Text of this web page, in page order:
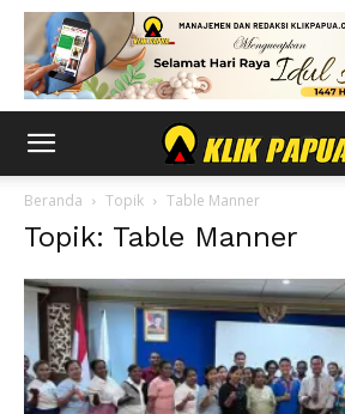
Beranda Topik Table Manner
Topik: Table Manner